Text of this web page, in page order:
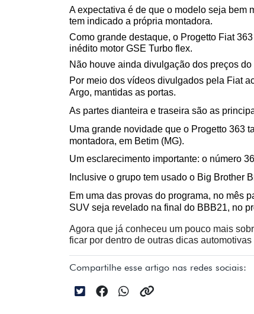
A expectativa é de que o modelo seja bem
tem indicado a própria montadora.
Como grande destaque, o Progetto Fiat
inédito motor GSE Turbo flex.
Não houve ainda divulgação dos preços
Por meio dos vídeos divulgados pela Fiat
Argo, mantidas as portas.
As partes dianteira e traseira são as
Uma grande novidade que o Progetto 363
montadora, em Betim (MG).
Um esclarecimento importante: o número
Inclusive o grupo tem usado o Big Brother
Em uma das provas do programa, no mês
SUV seja revelado na final do BBB21, no
Agora que já conheceu um pouco mais
ficar por dentro de outras dicas
Compartilhe esse artigo nas redes sociais: